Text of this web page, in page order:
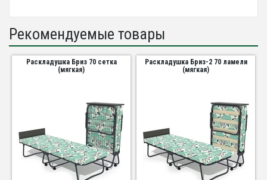
Рекомендуемые товары
Раскладушка Бриз 70 сетка
(мягкая)
Раскладушка Бриз-2 70 ламели
(мягкая)